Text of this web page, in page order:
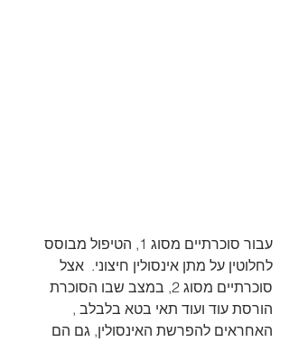
עבור סוכרתיים מסוג 1, הטיפול מבוסס
לחלוטין על מתן אינסולין חיצוני.  אצל
סוכרתיים מסוג 2, במצב שבו הסוכרת
הורסת עוד ועוד תאי בטא בלבלב ,
האחראים להפרשת האינסולין, גם הם